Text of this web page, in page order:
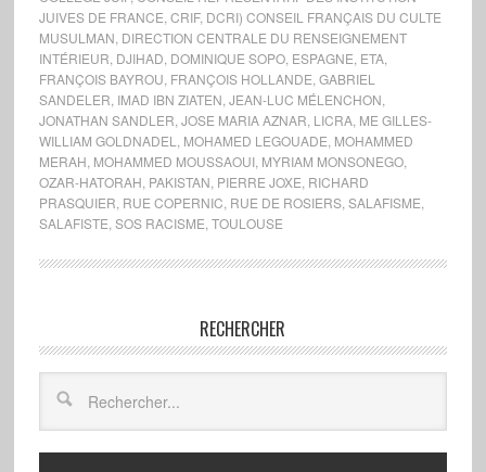
JUIVES DE FRANCE CRIF, DCRI) CONSEIL FRANÇAIS DU CULTE
MUSULMAN DIRECTION CENTRALE DU RENSEIGNEMENT
INTÉRIEUR DJIHAD DOMINIQUE SOPO, ESPAGNE ETA,
FRANÇOIS BAYROU FRANÇOIS HOLLANDE GABRIEL
SANDELER IMAD IBN ZIATEN JEAN-LUC MÉLENCHON
JONATHAN SANDLER JOSE MARIA AZNAR LICRA, ME GILLES-
WILLIAM GOLDNADEL
MOHAMED LEGOUADE MOHAMMED
MERAH MOHAMMED MOUSSAOUI, MYRIAM MONSONEGO,
OZAR-HATORAH PAKISTAN PIERRE JOXE RICHARD
PRASQUIER RUE COPERNIC RUE DE ROSIERS, SALAFISME
SALAFISTE SOS RACISME TOULOUSE
RECHERCHER